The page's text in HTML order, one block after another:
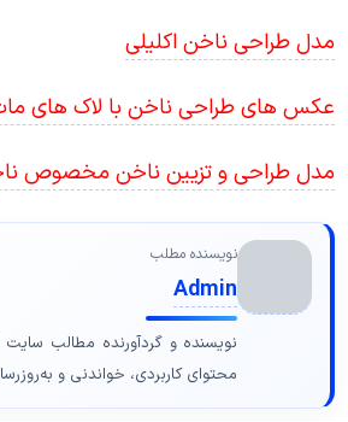
مدل طراحی ناخن اکلیلی
عکس های طراحی ناخن با لاک های
مدل طراحی و تزیین ناخن مخصوص
نویسنده مطلب
Admin
نویسنده و گردآورنده مطالب سایت
محتوای کاربردی، خواندنی و